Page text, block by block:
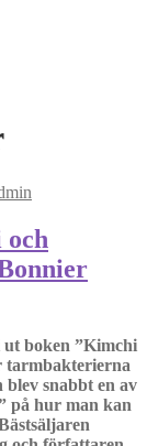
och
boken ”Kimchi
tarmbakterierna
snabbt en av
på hur man kan